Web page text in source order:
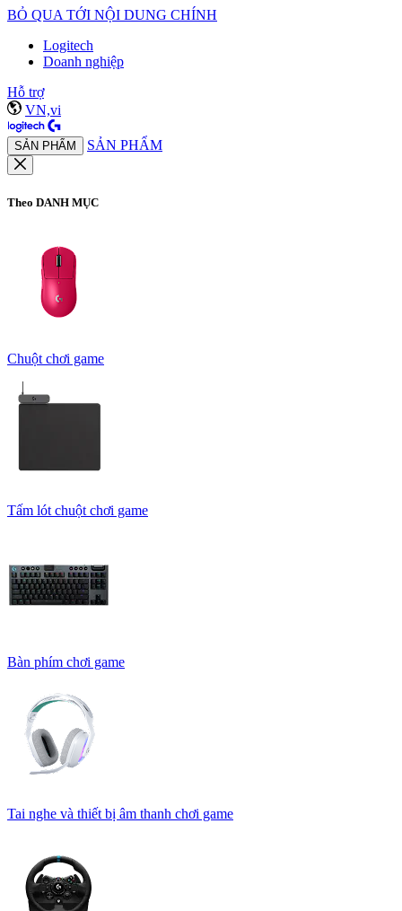
BỎ QUA TỚI NỘI DUNG CHÍNH
Logitech
Doanh nghiệp
Hỗ trợ
VN,vi
SẢN PHẨM SẢN PHẨM
Theo DANH MỤC
Chuột chơi game
Tấm lót chuột chơi game
Bàn phím chơi game
Tai nghe và thiết bị âm thanh chơi game